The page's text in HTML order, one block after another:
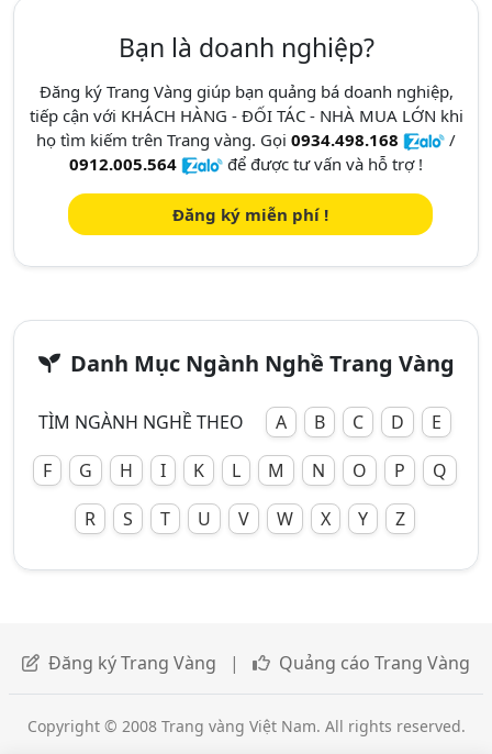
Bạn là doanh nghiệp?
Đăng ký Trang Vàng giúp bạn quảng bá doanh nghiệp,
tiếp cận với KHÁCH HÀNG - ĐỐI TÁC - NHÀ MUA LỚN khi
họ tìm kiếm trên Trang vàng. Gọi 0934.498.168
/
0912.005.564
để được tư vấn và hỗ trợ !
Đăng ký miễn phí !
Danh Mục Ngành Nghề Trang Vàng
TÌM NGÀNH NGHỀ THEO A B C D
E
F
G H I K L M N O P
Q
R
S T U V W X Y Z
Đăng ký Trang Vàng | Quảng cáo Trang Vàng
Copyright © 2008 Trang vàng Việt Nam. All rights reserved.